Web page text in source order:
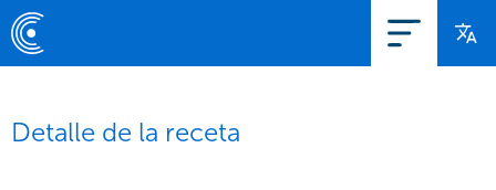
Detalle de la receta